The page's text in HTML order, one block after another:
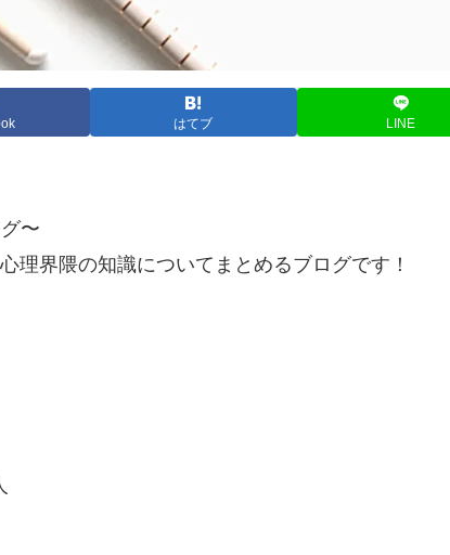
はてブ LINE
〜
理界隈の知識についてまとめるブログです！